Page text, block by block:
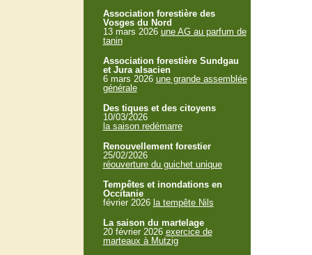
Association forestière des
Vosges du Nord
13 mars 2026 une AG au parfum de
tanin
Association forestière Sundgau
et Jura alsacien
6 mars 2026 une grande assemblée
générale
Des tiques et des citoyens
10/03/2026
la saison redémarre
Renouvellement forestier
25/02/2026
réouverture du guichet unique
Tempêtes et inondations en
Occitanie
février 2026 la tempête Nils
La saison du martelage
20 février 2026 exercice de
marteaux à Mutzig